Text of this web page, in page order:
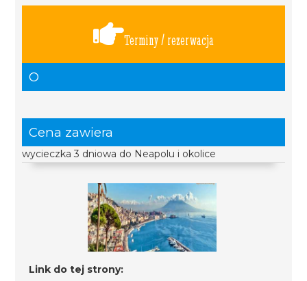
Terminy / rezerwacja
O
Cena zawiera
wycieczka 3 dniowa do Neapolu i okolice
Link do tej strony: